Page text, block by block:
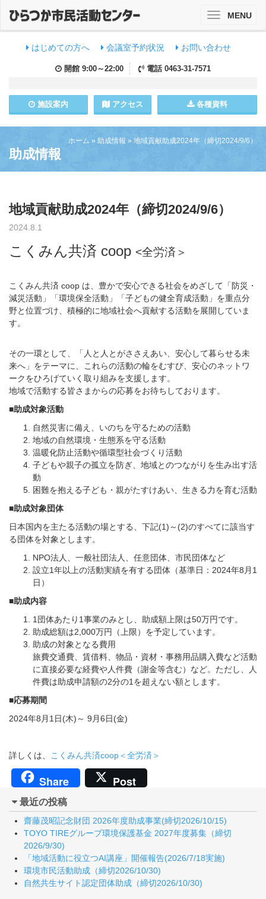
はじめての方へ 会議室予約状況 お問い合わせ
開館 9:00～22:00 電話 0463-31-7571
施設案内 アクセス 各種資料
ToggleMENU
ホーム » 助成情報 » 地域貢献助成2024年（締切2024/9/6）
助成情報
地域貢献助成2024年（締切2024/9/6）
2024.8.1
こくみん共済 coop <全労済＞
こくみん共済 coop は、豊かで安心できる社会をめざして「防災・
減災活動」「環境保全活動」「子どもの健全育成活動」を重点分
野と位置づけ、積極的に地域社会へ貢献する活動を展開していま
す。
その一環として、「人と人とがささえあい、安心して暮らせる未
来へ」をテーマに、これらの活動の輪をむすび、安心のネットワ
ークをひろげていく取り組みを支援します。
地域で活動する皆さまからの応募をお待ちしております。
■助成対象活動
自然災害に備え、いのちを守るための活動
地域の自然環境・生態系を守る活動
温暖化防止活動や循環型社会づくり活動
子どもや親子の孤立を防ぎ、地域とのつながりを生み出す活
動
困難を抱える子ども・親がたすけあい、生きる力を育む活動
■助成対象団体
日本国内を主たる活動の場とする、下記(1)～(2)のすべてに該当す
る団体を対象とします。
NPO法人、一般社団法人、任意団体、市民団体など
設立1年以上の活動実績を有する団体（基準日：2024年8月1
日）
■助成内容
1団体あたり1事業のみとし、助成額上限は50万円です。
助成総額は2,000万円（上限）を予定しています。
助成の対象となる費用
旅費交通費、賃借料、物品・資材・事務用品購入費など活動
に直接必要な経費や人件費（謝金等含む）など。ただし、人
件費は助成申請額の2分の1を超えない額とします。
■応募期間
2024年8月1日(木)～ 9月6日(金)
詳しくは、 こくみん共済coop＜全労済＞
Share Post
最近の投稿
齋藤茂昭記念財団 2026年度助成事業(締切2026/10/15)
TOYO TIREグループ環境保護基金 2027年度募集（締切
2026/9/30)
「地域活動に役立つAI講座」開催報告(2026/7/18実施)
環境市民活動助成（締切2026/10/30)
自然共生サイト認定団体助成（締切2026/10/30)